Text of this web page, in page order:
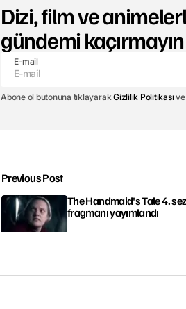
Dizi, film ve
gündemi kaçırmayın
E-mail
Abone ol butonuna tıklayarakGizlilik Politikasıve
Previous Post
The Handmaid's Tale 4.
fragmanı yayımlandı